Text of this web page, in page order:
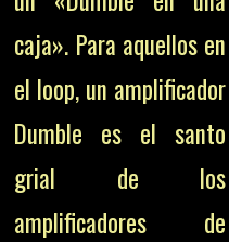
caja». Para aquellos en
el loop, un amplificador
Dumble es el santo
grial de los
amplificadores de